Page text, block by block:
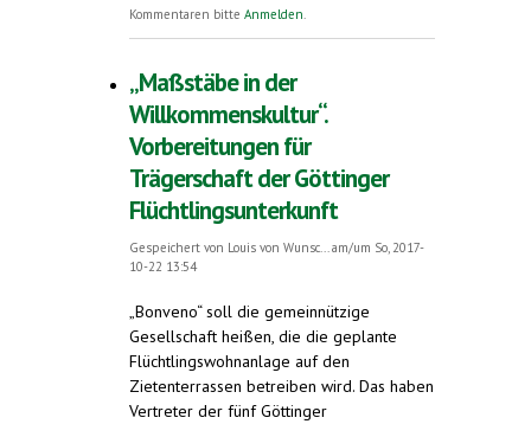
Kommentaren bitte Anmelden.
„Maßstäbe in der
Willkommenskultur“.
Vorbereitungen für
Trägerschaft der Göttinger
Flüchtlingsunterkunft
Gespeichert von Louis von Wunsc...am/um So, 2017-
10-22 13:54
„Bonveno“ soll die gemeinnützige
Gesellschaft heißen, die die geplante
Flüchtlingswohnanlage auf den
Zietenterrassen betreiben wird. Das haben
Vertreter der fünf Göttinger